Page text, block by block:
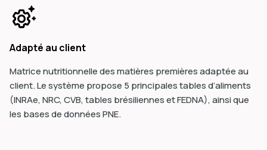
Adapté au client
Matrice nutritionnelle des matières premières adaptée au
client. Le système propose 5 principales tables d’aliments
(INRAe, NRC, CVB, tables brésiliennes et FEDNA), ainsi que
les bases de données PNE.